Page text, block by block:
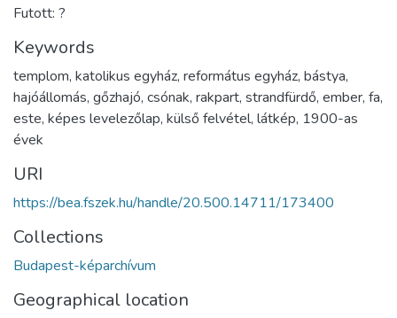
Futott: ?
Keywords
templom, katolikus egyház, református egyház, bástya,
hajóállomás, gőzhajó, csónak, rakpart, strandfürdő, ember, fa,
este, képes levelezőlap, külső felvétel, látkép, 1900-as
évek
URI
https://bea.fszek.hu/handle/20.500.14711/173400
Collections
Budapest-képarchívum
Geographical location